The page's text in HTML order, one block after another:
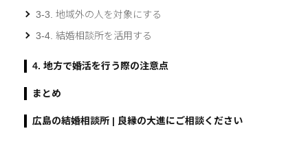
3-3. 地域外の人を対象にする
3-4. 結婚相談所を活用する
4. 地方で婚活を行う際の注意点
まとめ
広島の結婚相談所 | 良縁の大進にご相談ください